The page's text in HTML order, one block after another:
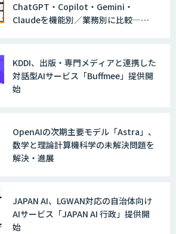
Explaza 生成AI Partner｜AIエージェン
ト
GENIEE SFA/CRM
WAN-RECORD Plus
ChatGPT・Copilot・Gemini・
Claudeを機能別／業務別に比較―自
KDDI、出版・専門メディアと連携した
対話型AIサービス「Buffmee」提供開
始
OpenAIの次期主要モデル「Astra」、
数学と理論計算機科学の未解決問題を
解決・進展
JAPAN AI、LGWAN対応の自治体向け
AIサービス「JAPAN AI 行政」提供開
始